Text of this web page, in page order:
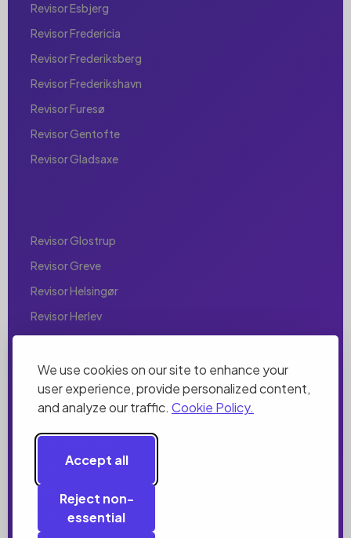
We use cookies on our site to enhance your
user experience, provide personalized content,
and analyze our traffic. Cookie Policy.
Accept all
Reject non-
essential
Revisor Esbjerg
Revisor Fredericia
Revisor Frederiksberg
Revisor Frederikshavn
Revisor Furesø
Revisor Gentofte
Revisor Gladsaxe
Revisor Glostrup
Revisor Greve
Revisor Helsingør
Revisor Herlev
Revisor Hjørring
Revisor Holbæk
Revisor Holstebro
Revisor Horsens
Revisor Hørsholm
Revisor Hvidovre
Revisor Ishøj